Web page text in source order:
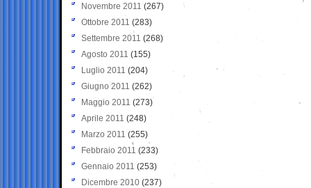
Novembre 2011 (267)
Ottobre 2011 (283)
Settembre 2011 (268)
Agosto 2011 (155)
Luglio 2011 (204)
Giugno 2011 (262)
Maggio 2011 (273)
Aprile 2011 (248)
Marzo 2011 (255)
Febbraio 2011 (233)
Gennaio 2011 (253)
Dicembre 2010 (237)